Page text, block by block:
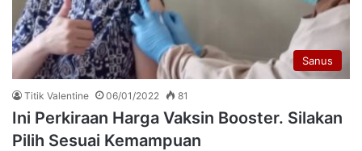
Sanus
Titik Valentine 06/01/2022 81
Ini Perkiraan Harga Vaksin Booster. Silakan
Pilih Sesuai Kemampuan